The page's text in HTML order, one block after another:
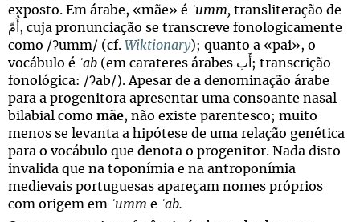
exposto. Em árabe, «mãe» é ʾumm, transliteração de
أُمّ, cuja pronunciação se transcreve fonologicamente
como /ʔumm/ (cf. Wiktionary); quanto a «pai», o
vocábulo é ʾab (em carateres árabes أَب; transcrição
fonológica: /ʔab/). Apesar de a denominação árabe
para a progenitora apresentar uma consoante nasal
bilabial como mãe, não existe parentesco; muito
menos se levanta a hipótese de uma relação genética
para o vocábulo que denota o progenitor. Nada disto
invalida que na toponímia e na antroponímia
medievais portuguesas apareçam nomes próprios
com origem em ʾumm e ʾab.